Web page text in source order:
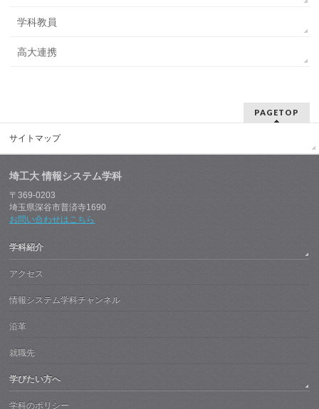
学科教員
高大連携
PAGETOP
サイトマップ
埼工大 情報システム学科
〒369-0203
埼玉県深谷市普済寺1690
お問い合わせはこちら
学科紹介
アクセス
情報システム学科チャンネル
沿革
就職先
学びたい方へ
学科のポリシー